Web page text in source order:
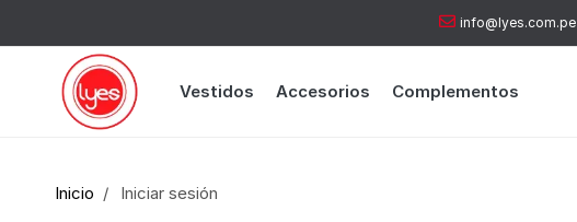
info@lyes.com.pe
Vestidos Accesorios Complementos
Inicio Iniciar sesión